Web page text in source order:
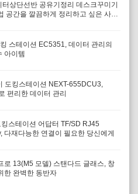
상단선반 공유기정리 데스크꾸미기
공간을 깔끔하게 정리하고 싶은 사람
스테이션 EC5351, 데이터 관리의
아이템
도킹스테이션 NEXT-655DCU3,
편리한 데이터 관리
스테이션 어답터 TF/SD RJ45
다재다능한 연결이 필요한 당신에게
로 13(M5 모델) 스탠다드 글래스, 창
한 완벽한 동반자